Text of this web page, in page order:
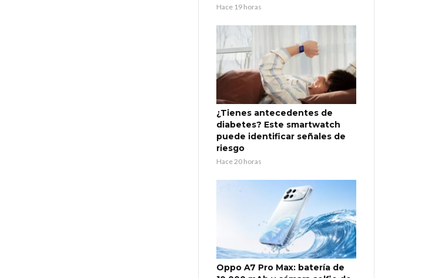
Hace 19 horas
¿Tienes antecedentes de
diabetes? Este smartwatch
puede identificar señales de
riesgo
Hace 20 horas
Oppo A7 Pro Max: batería de